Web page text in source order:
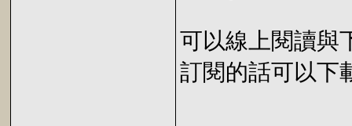
可以線上閱讀與
訂閱的話可以下